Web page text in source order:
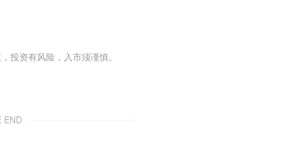
投资有风险，入市须谨慎。
END